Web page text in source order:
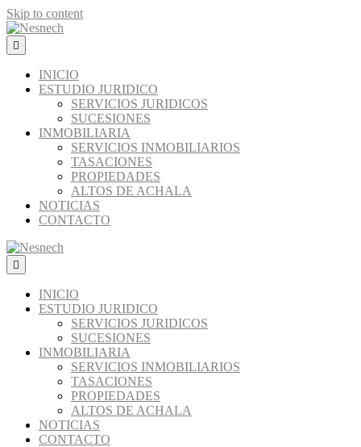
Skip to content
INICIO
ESTUDIO JURIDICO
SERVICIOS JURIDICOS
SUCESIONES
INMOBILIARIA
SERVICIOS INMOBILIARIOS
TASACIONES
PROPIEDADES
ALTOS DE ACHALA
NOTICIAS
CONTACTO
INICIO
ESTUDIO JURIDICO
SERVICIOS JURIDICOS
SUCESIONES
INMOBILIARIA
SERVICIOS INMOBILIARIOS
TASACIONES
PROPIEDADES
ALTOS DE ACHALA
NOTICIAS
CONTACTO